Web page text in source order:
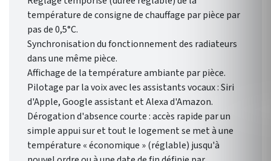
température de consigne de chauffage par pièce par
pas de 0,5°C.
Synchronisation du fonctionnement des radiateurs
dans une même pièce.
Affichage de la température ambiante par pièce.
Pilotage par la voix avec les assistants vocaux : Siri
d'Apple, Google assistant et Alexa d'Amazon.
Dérogation d'absence courte : accès rapide par un
simple appui sur et tout le logement se met à une
température « économique » (réglable) jusqu'à